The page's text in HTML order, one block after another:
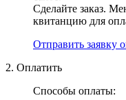
Сделайте заказ.
квитанцию для
Отправить заявку
2. Оплатить
Способы оплаты: